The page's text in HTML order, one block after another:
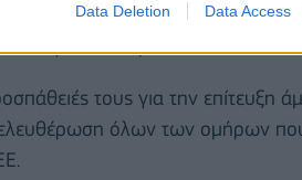
Data Deletion Data Access
πρέπει να επιτρέπει και
για τους αμάχους.
τους για την επίτευξη
όλων των ομήρων